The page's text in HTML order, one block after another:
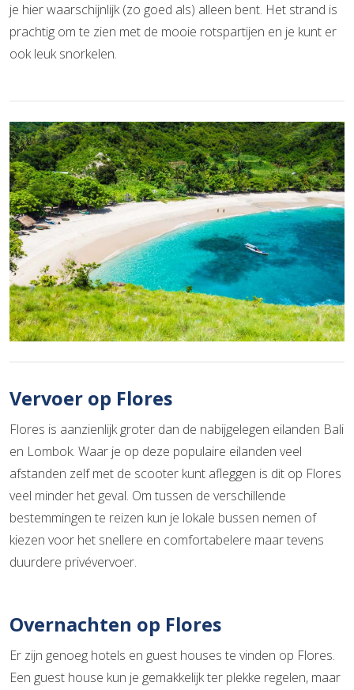
je hier waarschijnlijk (zo goed als) alleen bent. Het strand is
prachtig om te zien met de mooie rotspartijen en je kunt er
ook leuk snorkelen.
Vervoer op Flores
Flores is aanzienlijk groter dan de nabijgelegen eilanden Bali
en Lombok. Waar je op deze populaire eilanden veel
afstanden zelf met de scooter kunt afleggen is dit op Flores
veel minder het geval. Om tussen de verschillende
bestemmingen te reizen kun je lokale bussen nemen of
kiezen voor het snellere en comfortabelere maar tevens
duurdere privévervoer.
Overnachten op Flores
Er zijn genoeg hotels en guest houses te vinden op Flores.
Een guest house kun je gemakkelijk ter plekke regelen, maar